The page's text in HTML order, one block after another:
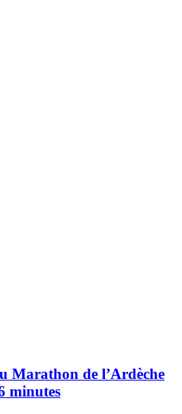
Marathon de l’Ardèche
minutes